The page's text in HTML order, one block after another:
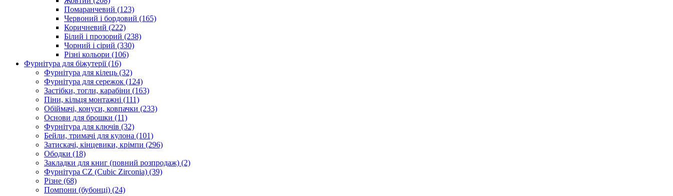
Помаранчевий (123)
Червоний і бордовий (165)
Коричневий (222)
Білий і прозорий (238)
Чорний і сірий (330)
Різні кольори (106)
Фурнітура для біжутерії(16)
Фурнітура для кілець (32)
Фурнітура для сережок (124)
Застібки, тогли, карабіни (163)
Піни, кільця монтажні (111)
Обіймачі, конуси, ковпачки (233)
Основи для брошки (11)
Фурнітура для ключів (32)
Бейли, тримачі для кулона (101)
Затискачі, кінцевики, крімпи (296)
Ободки (18)
Закладки для книг (повний розпродаж) (2)
Фурнітура CZ (Cubic Zirconia) (39)
Різне (68)
Помпони (бубонці) (24)